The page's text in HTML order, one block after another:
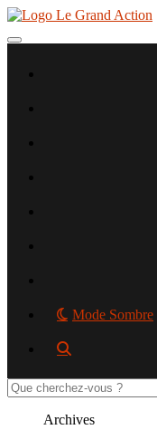
Aller
contenu
Toggle navigation
Mode Sombre
Rechercher
sur
Archives